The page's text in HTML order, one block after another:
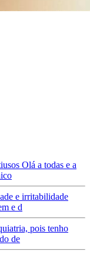
Olá a todas e a
e irritabilidade
e d
pois tenho
de